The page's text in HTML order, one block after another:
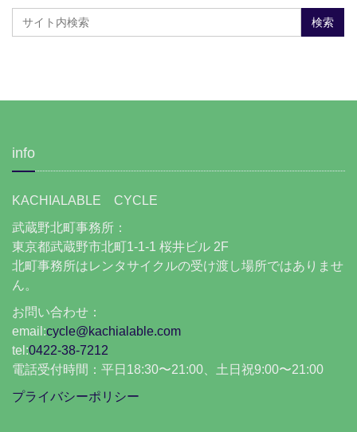
info
KACHIALABLE CYCLE
武蔵野北町事務所：
東京都武蔵野市北町1-1-1 桜井ビル 2F
北町事務所はレンタサイクルの受け渡し場所ではありませ
ん。
お問い合わせ：
email:cycle@kachialable.com
tel:0422-38-7212
電話受付時間：平日18:30〜21:00、土日祝9:00〜21:00
プライバシーポリシー